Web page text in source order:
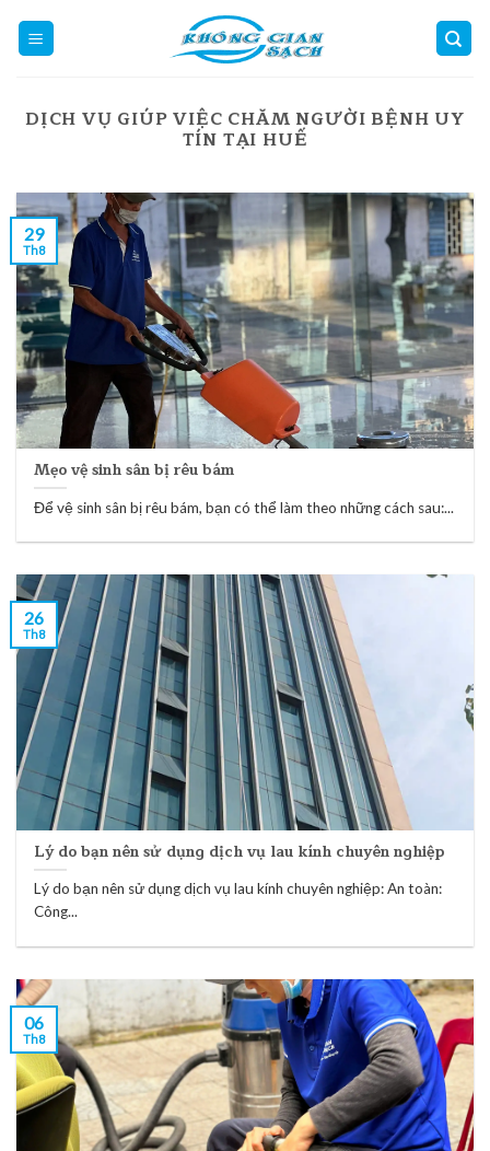
DỊCH VỤ GIÚP VIỆC CHĂM NGƯỜI BỆNH UY
TÍN TẠI HUẾ
Mẹo vệ sinh sân bị rêu bám
Để vệ sinh sân bị rêu bám, bạn có thể làm theo những cách sau:...
29
Th8
Lý do bạn nên sử dụng dịch vụ lau kính chuyên nghiệp
Lý do bạn nên sử dụng dịch vụ lau kính chuyên nghiệp: An toàn:
Công...
26
Th8
06
Th8